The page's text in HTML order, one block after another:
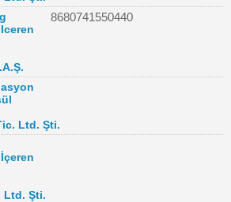
8680741550440
Ltd. Şti.
Ltd. Şti.